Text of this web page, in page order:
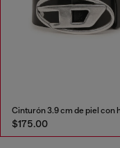
$175.00